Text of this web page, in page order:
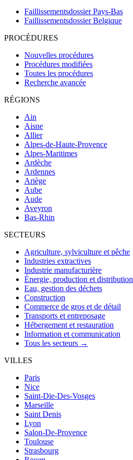
Faillissementsdossier Pays-Bas
Faillissementsdossier Belgique
PROCÉDURES
Nouvelles procédures
Procédures modifiées
Toutes les procédures
Recherche avancée
RÉGIONS
Ain
Aisne
Allier
Alpes-de-Haute-Provence
Alpes-Maritimes
Ardèche
Ardennes
Ariège
Aube
Aude
Aveyron
Bas-Rhin
SECTEURS
Agriculture, sylviculture et pêche
Industries extractives
Industrie manufacturière
Énergie, production et distribution
Eau, gestion des déchets
Construction
Commerce de gros et de détail
Transports et entreposage
Hébergement et restauration
Information et communication
Tous les secteurs →
VILLES
Paris
Nice
Saint-Die-Des-Vosges
Marseille
Saint Denis
Lyon
Salon-De-Provence
Toulouse
Strasbourg